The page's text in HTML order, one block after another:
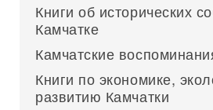
Книги об исторических
Камчатке
Камчатские
Книги по экономике,
развитию Камчатки